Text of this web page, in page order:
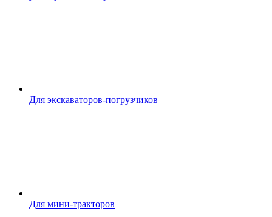
Для экскаваторов-погрузчиков
Для мини-тракторов